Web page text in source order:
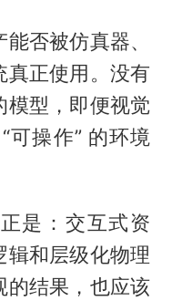
否被仿真器、
真正使用。没有
模型，即便视觉
可操作” 的环境
是：交互式资
辑和层级化物理
的结果，也应该